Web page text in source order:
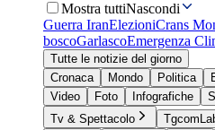
Mostra tuttiNascondi
Guerra IranElezioniCrans
boscoGarlascoEmergenza
Tutte le notizie del giorno
Cronaca
Mondo Politica
Video
Foto Infografiche
Tv & Spettacolo